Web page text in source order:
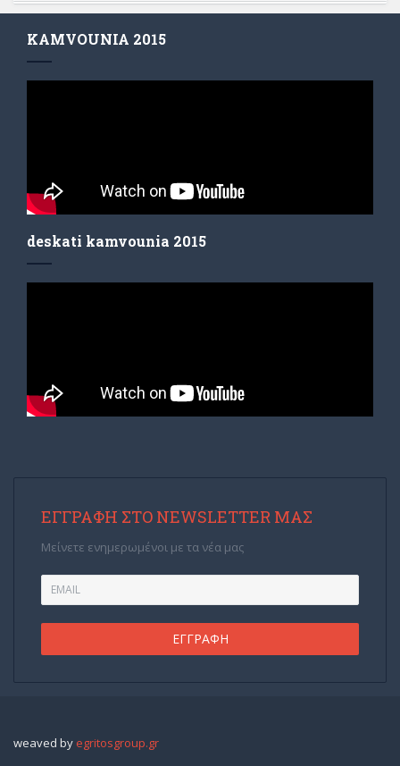
KAMVOUNIA 2015
deskati kamvounia 2015
ΕΓΓΡΑΦΉ ΣΤΟ NEWSLETTER ΜΑΣ
Μείνετε ενημερωμένοι με τα νέα μας
weaved by egritosgroup.gr